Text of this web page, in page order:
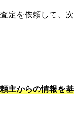
定を依頼して、次
主からの情報を基